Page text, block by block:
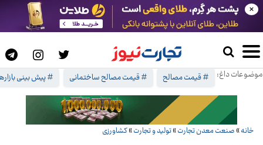
موضوعات داغ: # قیمت مصالح # قیمت مصالح ساختمانی # پیش بینی
×
خانه» صنعت معدن تجارت»تولید و تجارت»کشاورزی